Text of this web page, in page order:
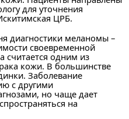
для уточнения
ЦРБ.
диагностики меланомы –
своевременной
считается одним из
кожи. В большинстве
Заболевание
с другими
но чаще дает
на